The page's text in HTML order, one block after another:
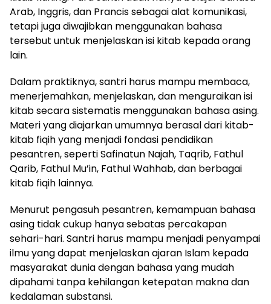
Arab, Inggris, dan Prancis sebagai alat komunikasi,
tetapi juga diwajibkan menggunakan bahasa
tersebut untuk menjelaskan isi kitab kepada orang
lain.
Dalam praktiknya, santri harus mampu membaca,
menerjemahkan, menjelaskan, dan menguraikan isi
kitab secara sistematis menggunakan bahasa asing.
Materi yang diajarkan umumnya berasal dari kitab-
kitab fiqih yang menjadi fondasi pendidikan
pesantren, seperti Safinatun Najah, Taqrib, Fathul
Qarib, Fathul Mu’in, Fathul Wahhab, dan berbagai
kitab fiqih lainnya.
Menurut pengasuh pesantren, kemampuan bahasa
asing tidak cukup hanya sebatas percakapan
sehari-hari. Santri harus mampu menjadi penyampai
ilmu yang dapat menjelaskan ajaran Islam kepada
masyarakat dunia dengan bahasa yang mudah
dipahami tanpa kehilangan ketepatan makna dan
kedalaman substansi.